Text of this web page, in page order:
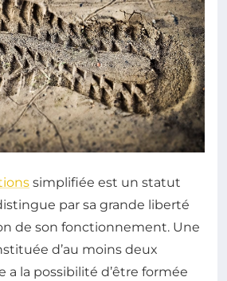
simplifiée est un statut
par sa grande liberté
de son fonctionnement. Une
d’au moins deux
a la possibilité d’être formée